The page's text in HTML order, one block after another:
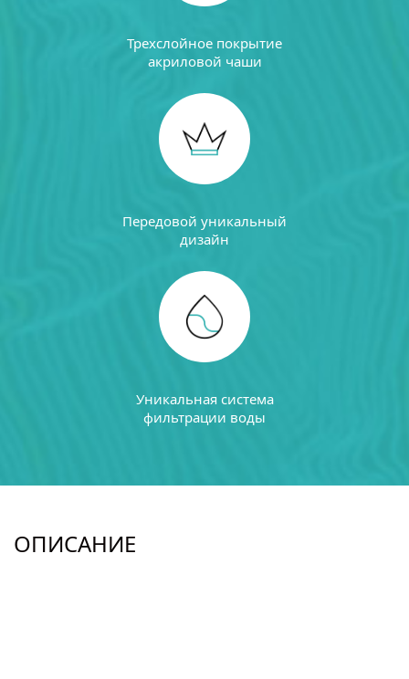
Трехслойное покрытие
акриловой чаши
Передовой уникальный
дизайн
Уникальная система
фильтрации воды
ОПИСАНИЕ